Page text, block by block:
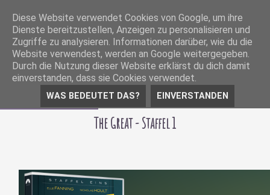
The Great - Staffel 1
Diese Website verwendet Cookies von Google, um ihre
Dienste bereitzustellen, Anzeigen zu personalisieren und
Zugriffe zu analysieren. Informationen darüber, wie du die
Website verwendest, werden an Google weitergegeben.
Durch die Nutzung dieser Website erklärst du dich damit
einverstanden, dass sie Cookies verwendet.
WAS BEDEUTET DAS? EINVERSTANDEN